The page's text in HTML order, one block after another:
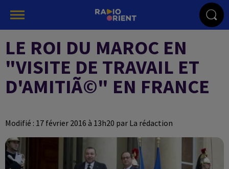
LE ROI DU MAROC EN
"VISITE DE TRAVAIL ET
D'AMITIÃ©" EN FRANCE
Modifié : 17 février 2016 à 13h20 par La rédaction